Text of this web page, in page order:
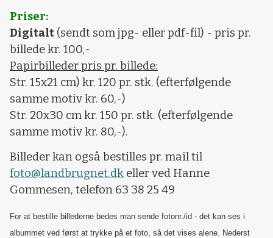
Priser:
Digitalt (sendt som jpg- eller pdf-fil) - pris pr.
billede kr. 100,-
Papirbilleder pris pr. billede:
Str. 15x21 cm) kr. 120 pr. stk. (efterfølgende
samme motiv kr. 60,-)
Str. 20x30 cm kr. 150 pr. stk. (efterfølgende
samme motiv kr. 80,-).
Billeder kan også bestilles pr. mail til
foto@landbrugnet.dk eller ved Hanne
Gommesen, telefon 63 38 25 49
For at bestille billederne bedes man sende fotonr./id - det kan ses i
albummet ved først at trykke på et foto, så det vises alene. Nederst